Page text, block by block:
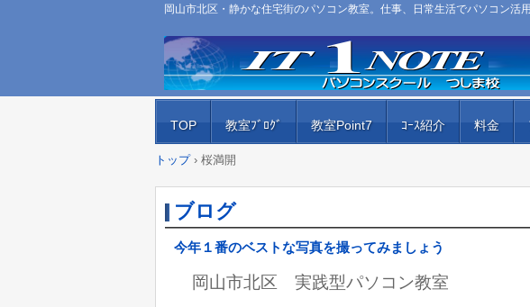
岡山市北区・静かな住宅街のパソコン教室。仕事、日常生活でパソコン
TOP 教室ﾌﾞﾛｸﾞ 教室Point7 ｺｰｽ紹介 料金
トップ› 桜満開
ブログ
今年１番のベストな写真を撮ってみましょう
岡山市北区 実践型パソコン教室